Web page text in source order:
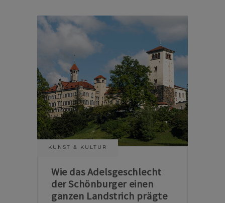
KUNST & KULTUR
Wie das Adelsgeschlecht
der Schönburger einen
ganzen Landstrich prägte